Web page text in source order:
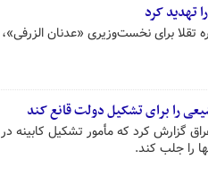
تهدید کرد
تقلا برای نخست‌وزیری «عدنان
را برای تشکیل دولت قانع کند
گزارش کرد که مأمور تشکیل کابینه
را جلب کند.